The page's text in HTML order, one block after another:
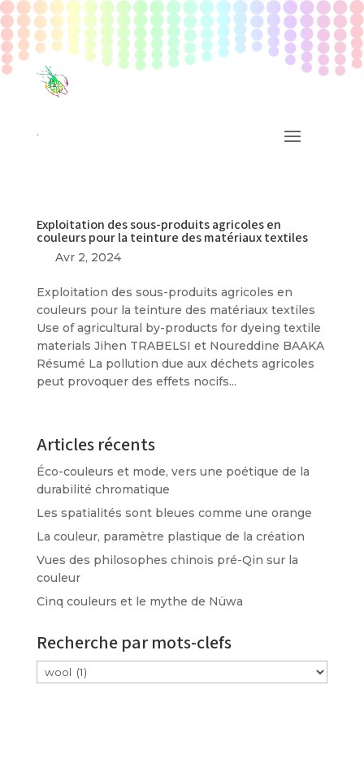
Exploitation des sous-produits agricoles en
couleurs pour la teinture des matériaux textiles
Avr 2, 2024
Exploitation des sous-produits agricoles en
couleurs pour la teinture des matériaux textiles
Use of agricultural by-products for dyeing textile
materials Jihen TRABELSI et Noureddine BAAKA
Résumé La pollution due aux déchets agricoles
peut provoquer des effets nocifs...
Articles récents
Éco-couleurs et mode, vers une poétique de la
durabilité chromatique
Les spatialités sont bleues comme une orange
La couleur, paramètre plastique de la création
Vues des philosophes chinois pré-Qin sur la
couleur
Cinq couleurs et le mythe de Nüwa
Recherche par mots-clefs
Étiquettes